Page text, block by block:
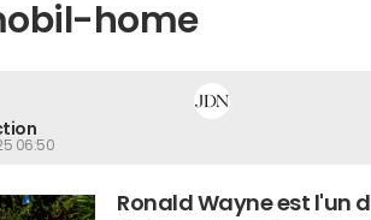
home
06:50
Ronald Wayne est l'un